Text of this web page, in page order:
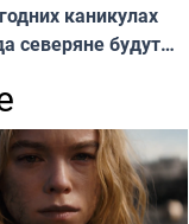
каникулах
северяне будут